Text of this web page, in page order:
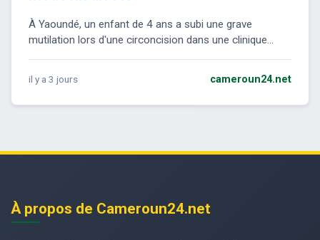
À Yaoundé, un enfant de 4 ans a subi une grave
mutilation lors d'une circoncision dans une clinique...
il y a 3 jours cameroun24.net
À propos de Cameroun24.net